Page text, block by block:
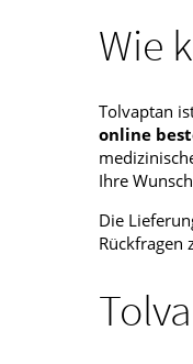
Wie
Tolvaptan
online
Ihre
Die
Rückfragen